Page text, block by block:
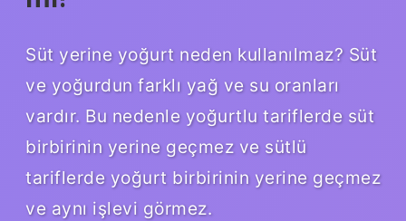
Süt yerine yoğurt neden kullanılmaz? Süt
ve yoğurdun farklı yağ ve su oranları
vardır. Bu nedenle yoğurtlu tariflerde süt
birbirinin yerine geçmez ve sütlü
tariflerde yoğurt birbirinin yerine geçmez
ve aynı işlevi görmez.